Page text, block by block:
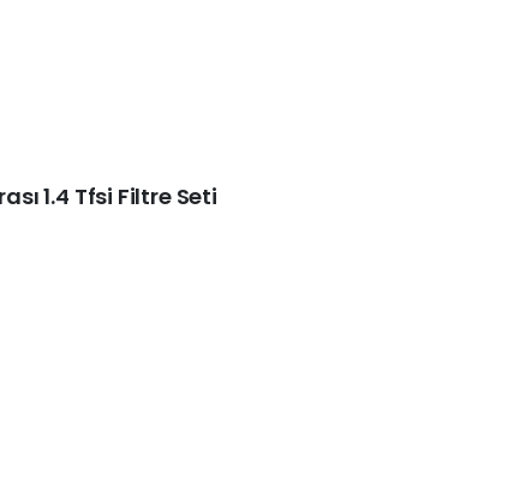
1.4 Tfsi Filtre Seti